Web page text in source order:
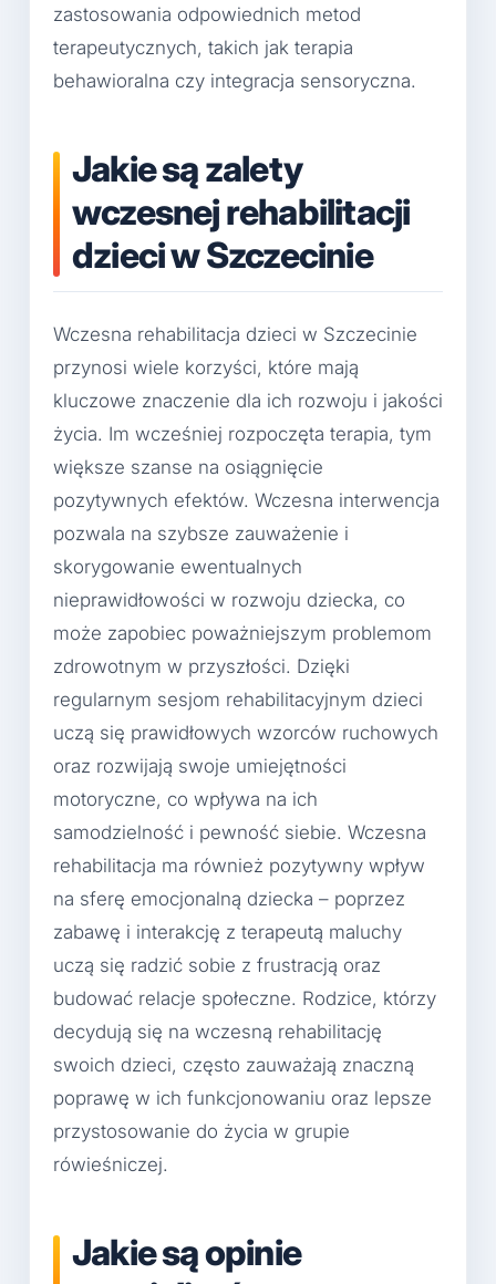
zastosowania odpowiednich metod
terapeutycznych, takich jak terapia
behawioralna czy integracja sensoryczna.
Jakie są zalety
wczesnej rehabilitacji
dzieci w Szczecinie
Wczesna rehabilitacja dzieci w Szczecinie
przynosi wiele korzyści, które mają
kluczowe znaczenie dla ich rozwoju i jakości
życia. Im wcześniej rozpoczęta terapia, tym
większe szanse na osiągnięcie
pozytywnych efektów. Wczesna interwencja
pozwala na szybsze zauważenie i
skorygowanie ewentualnych
nieprawidłowości w rozwoju dziecka, co
może zapobiec poważniejszym problemom
zdrowotnym w przyszłości. Dzięki
regularnym sesjom rehabilitacyjnym dzieci
uczą się prawidłowych wzorców ruchowych
oraz rozwijają swoje umiejętności
motoryczne, co wpływa na ich
samodzielność i pewność siebie. Wczesna
rehabilitacja ma również pozytywny wpływ
na sferę emocjonalną dziecka – poprzez
zabawę i interakcję z terapeutą maluchy
uczą się radzić sobie z frustracją oraz
budować relacje społeczne. Rodzice, którzy
decydują się na wczesną rehabilitację
swoich dzieci, często zauważają znaczną
poprawę w ich funkcjonowaniu oraz lepsze
przystosowanie do życia w grupie
rówieśniczej.
Jakie są opinie